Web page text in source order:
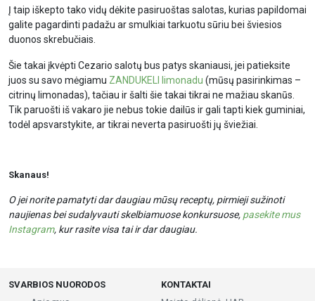
Į taip iškepto tako vidų dėkite pasiruoštas salotas, kurias papildomai
galite pagardinti padažu ar smulkiai tarkuotu sūriu bei šviesios
duonos skrebučiais.
Šie takai įkvėpti Cezario salotų bus patys skaniausi, jei patieksite
juos su savo mėgiamu ZANDUKELI limonadu (mūsų pasirinkimas –
citrinų limonadas), tačiau ir šalti šie takai tikrai ne mažiau skanūs.
Tik paruošti iš vakaro jie nebus tokie dailūs ir gali tapti kiek guminiai,
todėl apsvarstykite, ar tikrai neverta pasiruošti jų šviežiai.
Skanaus!
O jei norite pamatyti dar daugiau mūsų receptų, pirmieji sužinoti
naujienas bei sudalyvauti skelbiamuose konkursuose, pasekite mus
Instagram, kur rasite visa tai ir dar daugiau.
SVARBIOS NUORODOS
KONTAKTAI